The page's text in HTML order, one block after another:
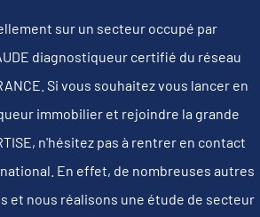
sur un secteur occupé par
diagnostiqueur certifié du réseau
Si vous souhaitez vous lancer en
immobilier et rejoindre la grande
n'hésitez pas à rentrer en contact
En effet, de nombreuses autres
et nous réalisons une étude de secteur